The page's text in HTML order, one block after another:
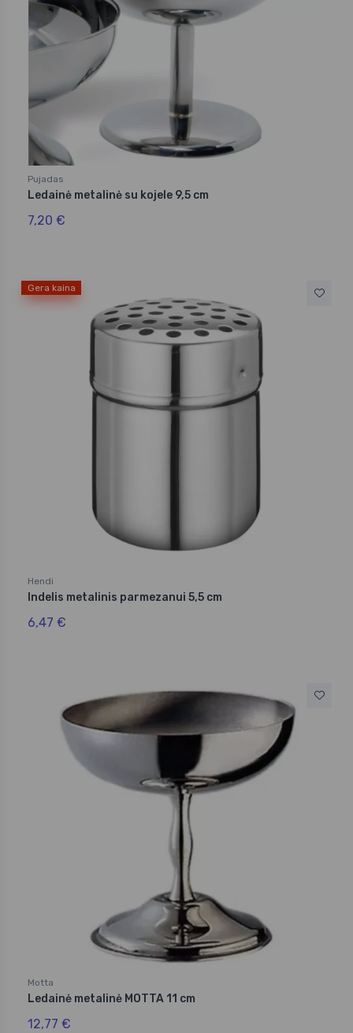
Pujadas
Ledainė metalinė su kojele 9,5 cm
7,20 €
Gera kaina
Hendi
Indelis metalinis parmezanui 5,5 cm
6,47 €
Motta
Ledainė metalinė MOTTA 11 cm
12,77 €